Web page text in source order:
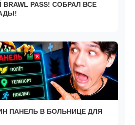
PASS! СОБРАЛ ВСЕ
ПАНЕЛЬ В БОЛЬНИЦЕ ДЛЯ